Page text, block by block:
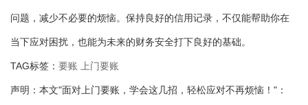
问题，减少不必要的烦恼。保持良好的信用记录，不仅能帮助你在
当下应对困扰，也能为未来的财务安全打下良好的基础。
TAG标签： 要账 上门要账
声明：本文"面对上门要账，学会这几招，轻松应对不再烦恼！"：